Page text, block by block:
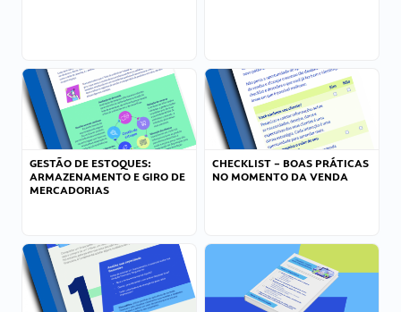
GESTÃO DE ESTOQUES:
ARMAZENAMENTO E GIRO DE
MERCADORIAS
CHECKLIST – BOAS PRÁTICAS
NO MOMENTO DA VENDA